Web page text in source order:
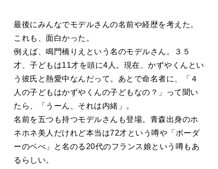
最後にみんなでモデルさんの名前や経歴を考えた。
これも、面白かった。
例えば、鳴門橋りえという名のモデルさん。３５
才、子どもは11才を頭に4人。現在、かずやくんとい
う彼氏と熱愛中なんだって。あとで命名者に、「４
人の子どもはかずやくんの子どもなの？」って聞い
たら、「うーん、それは内緒」。
名前を五つも持つモデルさんも登場。青森出身のホ
ネホネ美人だけれど本当は72才という噂や「ボーダ
ーのベべ」と名のる20代のフランス娘という噂もあ
るらしい。